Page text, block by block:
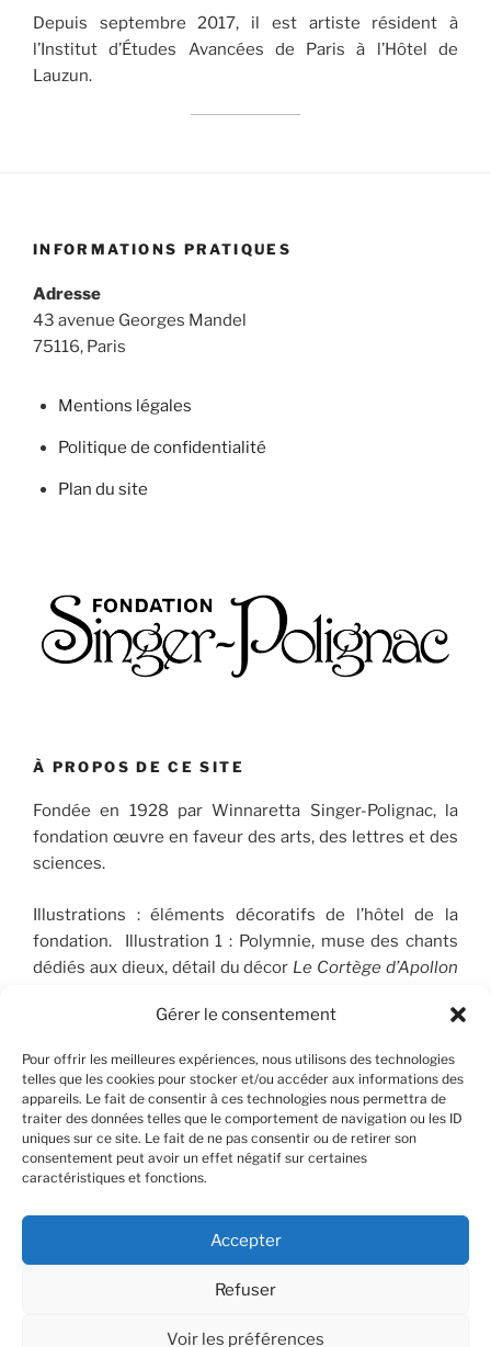
Gérer le consentement
Pour offrir les meilleures expériences, nous utilisons des technologies
telles que les cookies pour stocker et/ou accéder aux informations des
appareils. Le fait de consentir à ces technologies nous permettra de
traiter des données telles que le comportement de navigation ou les ID
uniques sur ce site. Le fait de ne pas consentir ou de retirer son
consentement peut avoir un effet négatif sur certaines
caractéristiques et fonctions.
Accepter
Refuser
Voir les préférences
Depuis septembre 2017, il est artiste résident à
l’Institut d’Études Avancées de Paris à l’Hôtel de
Lauzun.
INFORMATIONS PRATIQUES
Adresse
43 avenue Georges Mandel
75116, Paris
Mentions légales
Politique de confidentialité
Plan du site
À PROPOS DE CE SITE
Fondée en 1928 par Winnaretta Singer-Polignac, la
fondation œuvre en faveur des arts, des lettres et des
sciences.
Illustrations : éléments décoratifs de l’hôtel de la
fondation. Illustration 1 : Polymnie, muse des chants
dédiés aux dieux, détail du décor Le Cortège d’Apollon
orne le plafond du Salon de musique. © FSP/OLG
RECHERCHER
Recherche
pour
:
InstagramContact